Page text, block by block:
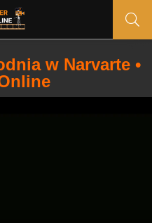
w Narvarte •